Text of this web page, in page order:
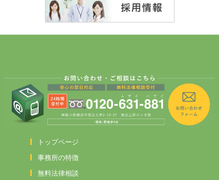
トップページ
事務所の特徴
無料法律相談